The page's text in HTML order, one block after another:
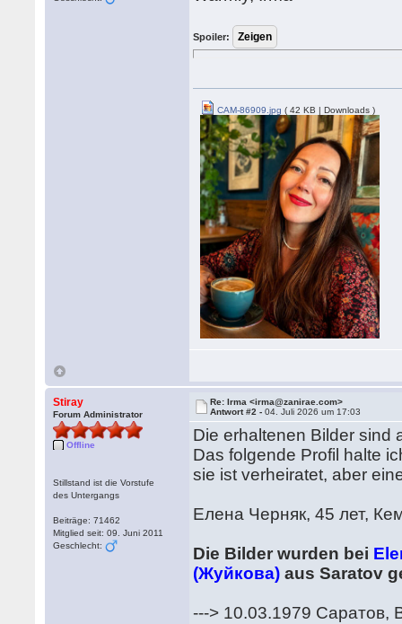
Spoiler:
CAM-86909.jpg ( 42 KB | Downloads )
Stiray
Forum Administrator
Offline
Stillstand ist die Vorstufe
des Untergangs
Beiträge: 71462
Mitglied seit: 09. Juni 2011
Geschlecht:
Re: Irma <irma@zanirae.com>
Antwort #2 -04. Juli 2026 um 17:03
Die erhaltenen Bilder sind
Das folgende Profil halte
sie ist verheiratet, aber
Елена Черняк, 45 лет,
Die Bilder wurden bei
(Жуйкова) aus Saratov
---> 10.03.1979 Саратов,